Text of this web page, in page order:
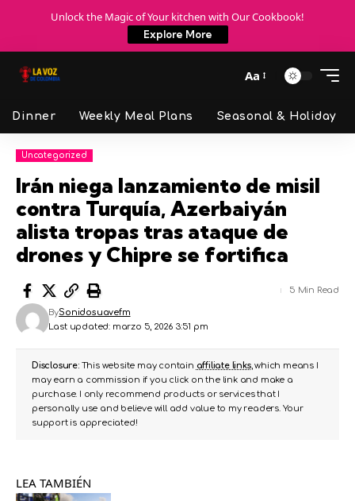
Unlock the Magic of Your kitchen with Our Cookbook!
Explore More
Aa
Dinner Weekly Meal Plans Seasonal & Holiday
Uncategorized
Irán niega lanzamiento de misil
contra Turquía, Azerbaiyán
alista tropas tras ataque de
drones y Chipre se fortifica
Last updated: marzo 5, 2026 3:51 pm
BySonidosuavefm
5 Min Read
Disclosure:This website may contain affiliate links, which means I
may earn a commission if you click on the link and make a
purchase. I only recommend products or services that I
personally use and believe will add value to my readers. Your
support is appreciated!
LEA TAMBIÉN